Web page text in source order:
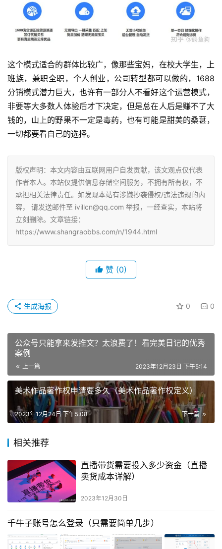
这个模式适合的群体比较广，像那些宝妈，在校大学生，上
班族，兼职全职，个人创业，公司转型都可以做的，1688
分销模式潜力巨大，也许有一部分人不看好这个运营模式，
非要等大多数人体验后才下决定，但是总在人后是赚不了大
钱的，山上的野果不一定是毒药，也有可能是甜美的桑葚，
一切都要看自己的选择。
版权声明：本文内容由互联网用户自发贡献，该文观点仅代表
作者本人。本站仅提供信息存储空间服务，不拥有所有权，不
承担相关法律责任。如发现本站有涉嫌抄袭侵权/违法违规的内
容， 请发送邮件至 ivillcn@qq.com 举报，一经查实，本站将
立刻删除。文章链接：
https://www.shangraobbs.com/n/1944.html
赞 (0)
0 0
生成海报
公众号只能拿来发推文？太浪费了！看完美日记的优秀
案例
上一篇 2023年12月23日 下午5:14
美术作品著作权申请要多久（美术作品著作权定义）
下一篇
2023年12月24日 下午5:08
相关推荐
直播带货需要投入多少资金（直播
卖货成本详解）
2023年12月30日
千牛子账号怎么登录（只需要简单几步）